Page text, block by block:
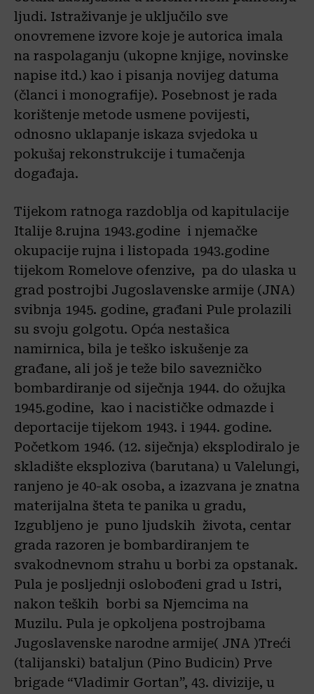
ljudi. Istraživanje je uključilo sve
onovremene izvore koje je autorica imala
na raspolaganju (ukopne knjige, novinske
napise itd.) kao i pisanja novijeg datuma
(članci i monografije). Posebnost je rada
korištenje metode usmene povijesti,
odnosno uklapanje iskaza svjedoka u
pokušaj rekonstrukcije i tumačenja
događaja.
Tijekom ratnoga razdoblja od kapitulacije
Italije 8.rujna 1943.godine i njemačke
okupacije rujna i listopada 1943.godine
tijekom Romelove ofenzive, pa do ulaska u
grad postrojbi Jugoslavenske armije (JNA)
svibnja 1945. godine, građani Pule prolazili
su svoju golgotu. Opća nestašica
namirnica, bila je teško iskušenje za
građane, ali još je teže bilo savezničko
bombardiranje od siječnja 1944. do ožujka
1945.godine, kao i nacističke odmazde i
deportacije tijekom 1943. i 1944. godine.
Početkom 1946. (12. siječnja) eksplodiralo je
skladište eksploziva (barutana) u Valelungi,
ranjeno je 40-ak osoba, a izazvana je znatna
materijalna šteta te panika u gradu,
Izgubljeno je puno ljudskih života, centar
grada razoren je bombardiranjem te
svakodnevnom strahu u borbi za opstanak.
Pula je posljednji oslobođeni grad u Istri,
nakon teških borbi sa Njemcima na
Muzilu. Pula je opkoljena postrojbama
Jugoslavenske narodne armije( JNA )Treći
(talijanski) bataljun (Pino Budicin) Prve
brigade “Vladimir Gortan”, 43. divizije, u